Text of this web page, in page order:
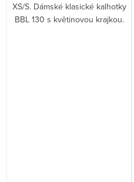
XS/S. Dámské klasické kalhotky
BBL 130 s květinovou krajkou.